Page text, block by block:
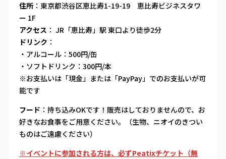
住所 ：東京都渋谷区恵比寿1-19-19 恵比寿ビジネスタワ
ー 1F
アクセス ： JR「恵比寿」駅 東口より徒歩2分
ドリンク ：
・アルコール：500円/缶
・ソフトドリンク：300円/本
※お支払いは「現金」または「PayPay」でのお支払いが可
能です
フード ：持ち込みOKです！販売はしておりませんので、お
好きなお食事をご用意ください。（生物、ニオイのきつい
ものはご遠慮ください）
※イベントに参加される方は、必ずPeatixチケット（無